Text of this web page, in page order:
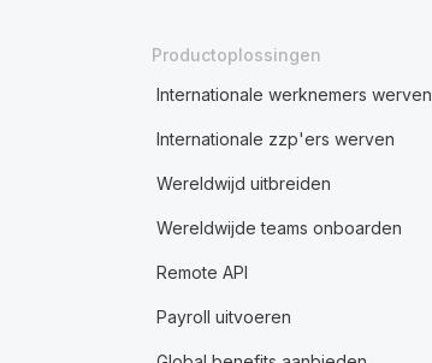
Productoplossingen
Internationale werknemers werven
Internationale zzp'ers werven
Wereldwijd uitbreiden
Wereldwijde teams onboarden
Remote API
Payroll uitvoeren